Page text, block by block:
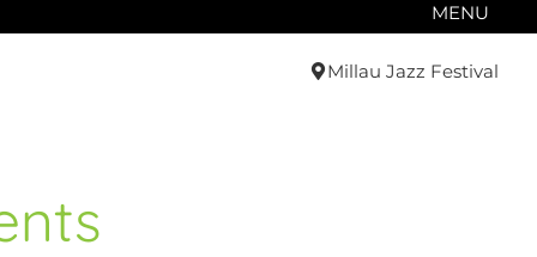
MENU
Millau Jazz Festival